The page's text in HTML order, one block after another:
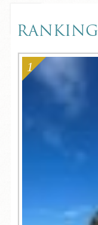
RANKING